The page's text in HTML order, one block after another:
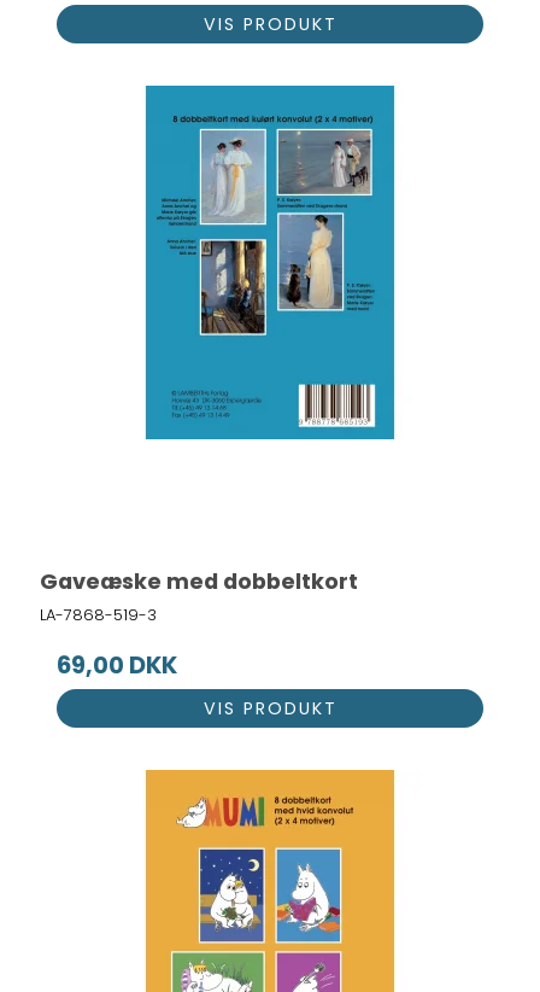
VIS PRODUKT
Gaveæske med dobbeltkort
LA-7868-519-3
69,00 DKK
VIS PRODUKT